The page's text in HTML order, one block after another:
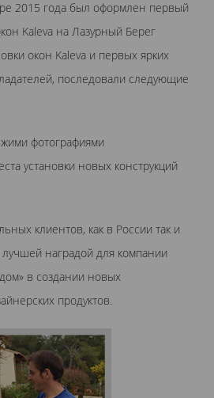
2015 года был оформлен первый
Kaleva на Лазурный Берег
окон Kaleva и первых ярких
последовали следующие
фотографиями
установки новых конструкций
клиентов, как в России так и
наградой для компании
в создании новых
продуктов.